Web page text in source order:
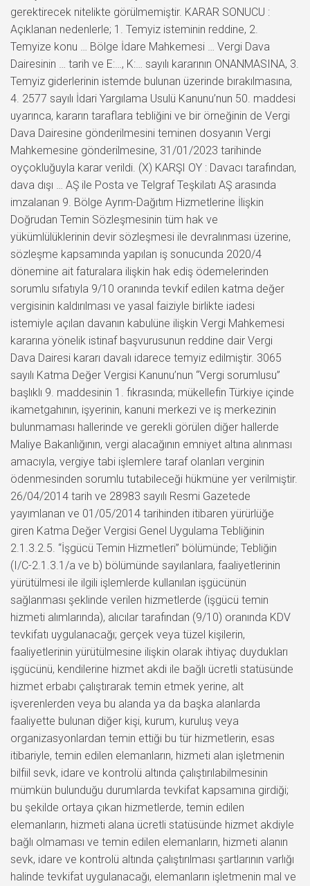
gerektirecek nitelikte görülmemiştir. KARAR SONUCU :
Açıklanan nedenlerle; 1. Temyiz isteminin reddine, 2.
Temyize konu … Bölge İdare Mahkemesi … Vergi Dava
Dairesinin … tarih ve E:…, K:… sayılı kararının ONANMASINA, 3.
Temyiz giderlerinin istemde bulunan üzerinde bırakılmasına,
4. 2577 sayılı İdari Yargılama Usulü Kanunu’nun 50. maddesi
uyarınca, kararın taraflara tebliğini ve bir örneğinin de Vergi
Dava Dairesine gönderilmesini teminen dosyanın Vergi
Mahkemesine gönderilmesine, 31/01/2023 tarihinde
oyçokluğuyla karar verildi. (X) KARŞI OY : Davacı tarafından,
dava dışı … AŞ ile Posta ve Telgraf Teşkilatı AŞ arasında
imzalanan 9. Bölge Ayrım-Dağıtım Hizmetlerine İlişkin
Doğrudan Temin Sözleşmesinin tüm hak ve
yükümlülüklerinin devir sözleşmesi ile devralınması üzerine,
sözleşme kapsamında yapılan iş sonucunda 2020/4
dönemine ait faturalara ilişkin hak ediş ödemelerinden
sorumlu sıfatıyla 9/10 oranında tevkif edilen katma değer
vergisinin kaldırılması ve yasal faiziyle birlikte iadesi
istemiyle açılan davanın kabulüne ilişkin Vergi Mahkemesi
kararına yönelik istinaf başvurusunun reddine dair Vergi
Dava Dairesi kararı davalı idarece temyiz edilmiştir. 3065
sayılı Katma Değer Vergisi Kanunu’nun “Vergi sorumlusu”
başlıklı 9. maddesinin 1. fıkrasında; mükellefin Türkiye içinde
ikametgahının, işyerinin, kanuni merkezi ve iş merkezinin
bulunmaması hallerinde ve gerekli görülen diğer hallerde
Maliye Bakanlığının, vergi alacağının emniyet altına alınması
amacıyla, vergiye tabi işlemlere taraf olanları verginin
ödenmesinden sorumlu tutabileceği hükmüne yer verilmiştir.
26/04/2014 tarih ve 28983 sayılı Resmi Gazetede
yayımlanan ve 01/05/2014 tarihinden itibaren yürürlüğe
giren Katma Değer Vergisi Genel Uygulama Tebliğinin
2.1.3.2.5. “İşgücü Temin Hizmetleri” bölümünde; Tebliğin
(I/C-2.1.3.1/a ve b) bölümünde sayılanlara, faaliyetlerinin
yürütülmesi ile ilgili işlemlerde kullanılan işgücünün
sağlanması şeklinde verilen hizmetlerde (işgücü temin
hizmeti alımlarında), alıcılar tarafından (9/10) oranında KDV
tevkifatı uygulanacağı; gerçek veya tüzel kişilerin,
faaliyetlerinin yürütülmesine ilişkin olarak ihtiyaç duydukları
işgücünü, kendilerine hizmet akdi ile bağlı ücretli statüsünde
hizmet erbabı çalıştırarak temin etmek yerine, alt
işverenlerden veya bu alanda ya da başka alanlarda
faaliyette bulunan diğer kişi, kurum, kuruluş veya
organizasyonlardan temin ettiği bu tür hizmetlerin, esas
itibariyle, temin edilen elemanların, hizmeti alan işletmenin
bilfiil sevk, idare ve kontrolü altında çalıştırılabilmesinin
mümkün bulunduğu durumlarda tevkifat kapsamına girdiği;
bu şekilde ortaya çıkan hizmetlerde, temin edilen
elemanların, hizmeti alana ücretli statüsünde hizmet akdiyle
bağlı olmaması ve temin edilen elemanların, hizmeti alanın
sevk, idare ve kontrolü altında çalıştırılması şartlarının varlığı
halinde tevkifat uygulanacağı, elemanların işletmenin mal ve